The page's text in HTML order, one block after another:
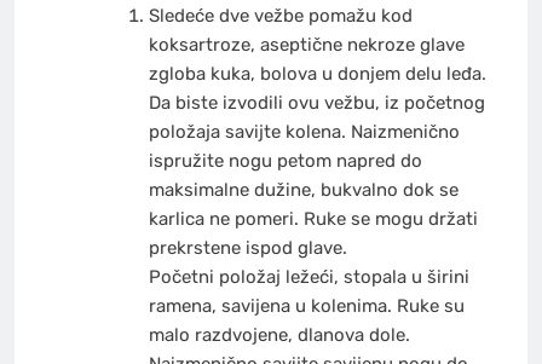
Sledeće dve vežbe pomažu kod
koksartroze, aseptične nekroze glave
zgloba kuka, bolova u donjem delu leđa.
Da biste izvodili ovu vežbu, iz početnog
položaja savijte kolena. Naizmenično
ispružite nogu petom napred do
maksimalne dužine, bukvalno dok se
karlica ne pomeri. Ruke se mogu držati
prekrstene ispod glave.
Početni položaj ležeći, stopala u širini
ramena, savijena u kolenima. Ruke su
malo razdvojene, dlanova dole.